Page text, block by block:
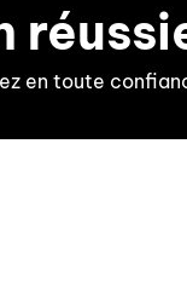
en toute